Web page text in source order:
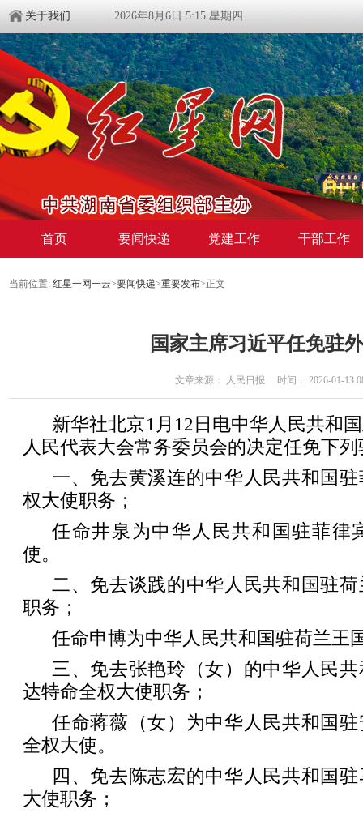
关于我们 2026年8月6日 5:15 星期四
首页 要闻快递 党建工作 干部工作
当前位置: 红星一网一云>要闻快递>重要发布>正文
国家主席习近平任免驻
文章来源： 人民日报 时间： 2026-01-13
新华社北京1月12日电中华人民共和
人民代表大会常务委员会的决定任免下
一、免去黄溪连的中华人民共和国
权大使职务；
任命井泉为中华人民共和国驻菲律
使。
二、免去谈践的中华人民共和国驻
职务；
任命申博为中华人民共和国驻荷兰王
三、免去张艳玲（女）的中华人民
达特命全权大使职务；
任命蒋薇（女）为中华人民共和国
全权大使。
四、免去陈志宏的中华人民共和国
大使职务；